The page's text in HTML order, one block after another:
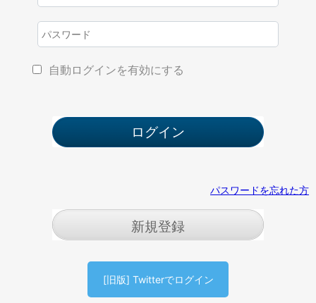
自動ログインを有効にする
パスワードを忘れた方
新規登録
[旧版] Twitterでログイン